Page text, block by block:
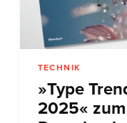
TECHNIK
»Type
2025« zum